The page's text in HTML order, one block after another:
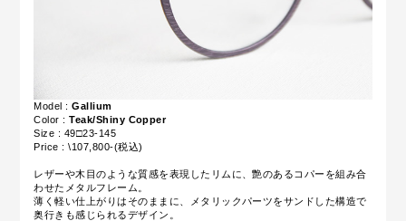
Model :Gallium
Color :Teak/Shiny Copper
Size : 49□23-145
Price : \107,800-(税込)
レザーや木目のような質感を表現したリムに、艶のあるコパーを組み合
わせたメタルフレーム。
薄く軽い仕上がりはそのままに、メタリックパーツをサンドした構造で
奥行きも感じられるデザイン。